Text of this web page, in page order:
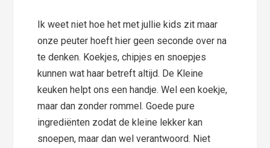
Ik weet niet hoe het met jullie kids zit maar
onze peuter hoeft hier geen seconde over na
te denken. Koekjes, chipjes en snoepjes
kunnen wat haar betreft altijd. De Kleine
keuken helpt ons een handje. Wel een koekje,
maar dan zonder rommel. Goede pure
ingrediënten zodat de kleine lekker kan
snoepen, maar dan wel verantwoord. Niet